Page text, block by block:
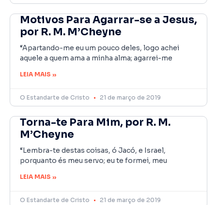
Motivos Para Agarrar-se a Jesus,
por R. M. M’Cheyne
“Apartando-me eu um pouco deles, logo achei
aquele a quem ama a minha alma; agarrei-me
LEIA MAIS »
O Estandarte de Cristo 21 de março de 2019
Torna-te Para Mim, por R. M.
M’Cheyne
“Lembra-te destas coisas, ó Jacó, e Israel,
porquanto és meu servo; eu te formei, meu
LEIA MAIS »
O Estandarte de Cristo 21 de março de 2019